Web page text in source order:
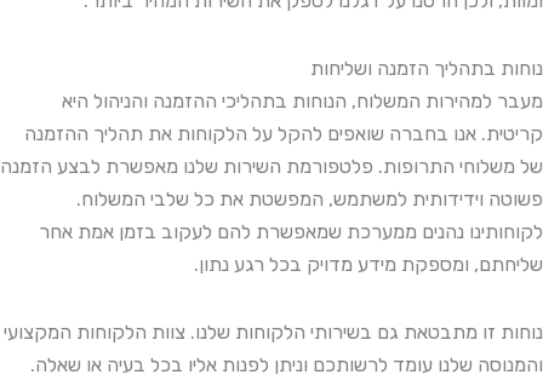
נוחות בתהליך הזמנה ושליחות
מעבר למהירות המשלוח, הנוחות בתהליכי ההזמנה והניהול היא
קריטית. אנו בחברה שואפים להקל על הלקוחות את תהליך ההזמנה
של משלוחי התרופות. פלטפורמת השירות שלנו מאפשרת לבצע הזמנה
פשוטה וידידותית למשתמש, המפשטת את כל שלבי המשלוח.
לקוחותינו נהנים ממערכת שמאפשרת להם לעקוב בזמן אמת אחר
שליחתם, ומספקת מידע מדויק בכל רגע נתון.
נוחות זו מתבטאת גם בשירותי הלקוחות שלנו. צוות הלקוחות המקצועי
והמנוסה שלנו עומד לרשותכם וניתן לפנות אליו בכל בעיה או שאלה.